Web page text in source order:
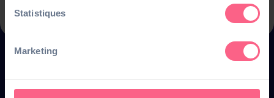
Statistiques
Marketing